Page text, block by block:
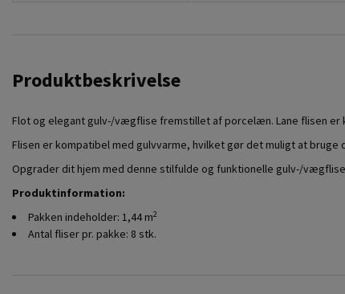
Produktbeskrivelse
Flot og elegant gulv-/vægflise fremstillet af porcelæn. Lane flisen
Flisen er kompatibel med gulvvarme, hvilket gør det muligt at
Opgrader dit hjem med denne stilfulde og funktionelle gulv-/
Produktinformation:
Pakken indeholder: 1,44 m2
Antal fliser pr. pakke: 8 stk.